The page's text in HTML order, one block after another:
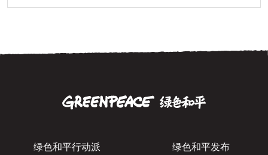
绿色和平行动派 绿色和平发布